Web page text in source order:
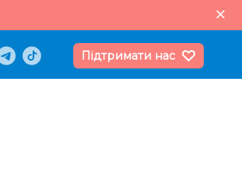
Підтримати нас